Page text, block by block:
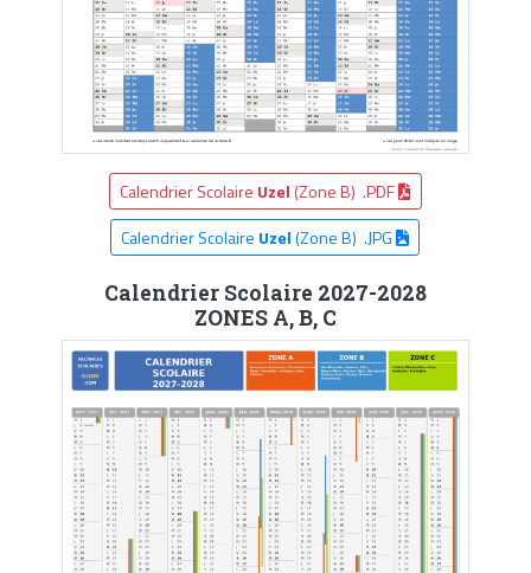
Calendrier Scolaire Uzel (Zone B) .PDF
Calendrier Scolaire Uzel(Zone B) .JPG
Calendrier Scolaire 2027-2028
ZONES A, B, C